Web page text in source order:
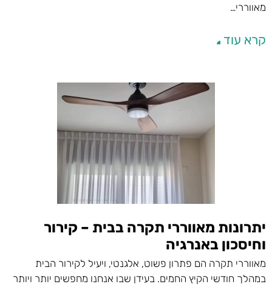
מאווררי…
קרא עוד
יתרונות מאווררי תקרה בבית – קירור
וחיסכון באנרגיה
מאווררי תקרה הם פתרון פשוט, אלגנטי, ויעיל לקירור הבית
במהלך חודשי הקיץ החמים. בעידן שבו אנחנו מחפשים יותר ויותר